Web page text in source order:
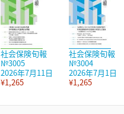
社会保険旬報
№3005
2026年7月11日
¥1,265
社会保険旬報
№3004
2026年7月1日
¥1,265